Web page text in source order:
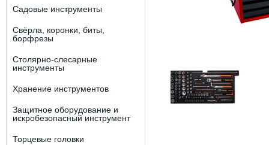
Садовые инструменты
Свёрла, коронки, биты,
борфрезы
Столярно-слесарные
инструменты
Хранение инструментов
Защитное оборудование и
искробезопасный инструмент
Торцевые головки